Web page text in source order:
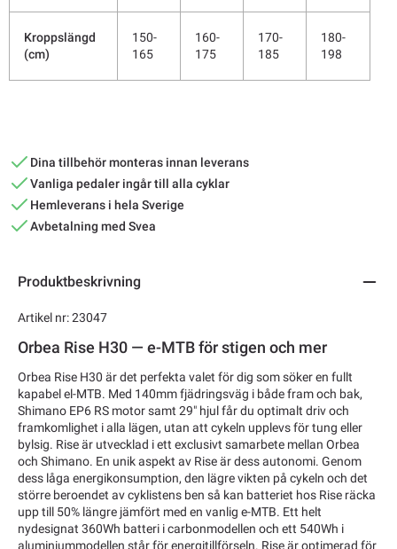
Kroppslängd
(cm)
150-
165
160-
175
170-
185
180-
198
Dina tillbehör monteras innan leverans
Vanliga pedaler ingår till alla cyklar
Hemleverans i hela Sverige
Avbetalning med Svea
Produktbeskrivning
Artikel nr: 23047
Orbea Rise H30 — e-MTB för stigen och mer
Orbea Rise H30 är det perfekta valet för dig som söker en fullt
kapabel el-MTB. Med 140mm fjädringsväg i både fram och bak,
Shimano EP6 RS motor samt 29" hjul får du optimalt driv och
framkomlighet i alla lägen, utan att cykeln upplevs för tung eller
bylsig. Rise är utvecklad i ett exclusivt samarbete mellan Orbea
och Shimano. En unik aspekt av Rise är dess autonomi. Genom
dess låga energikonsumption, den lägre vikten på cykeln och det
större beroendet av cyklistens ben så kan batteriet hos Rise räcka
upp till 50% längre jämfört med en vanlig e-MTB. Ett helt
nydesignat 360Wh batteri i carbonmodellen och ett 540Wh i
aluminiummodellen står för energitillförseln. Rise är optimerad för